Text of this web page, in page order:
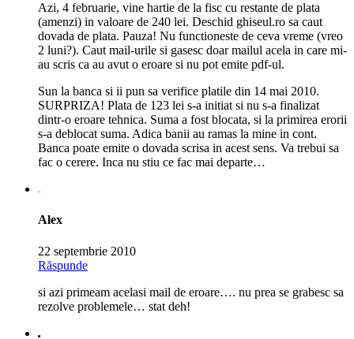
Azi, 4 februarie, vine hartie de la fisc cu restante de plata
(amenzi) in valoare de 240 lei. Deschid ghiseul.ro sa caut
dovada de plata. Pauza! Nu functioneste de ceva vreme (vreo
2 luni?). Caut mail-urile si gasesc doar mailul acela in care mi-
au scris ca au avut o eroare si nu pot emite pdf-ul.
Sun la banca si ii pun sa verifice platile din 14 mai 2010.
SURPRIZA! Plata de 123 lei s-a initiat si nu s-a finalizat
dintr-o eroare tehnica. Suma a fost blocata, si la primirea erorii
s-a deblocat suma. Adica banii au ramas la mine in cont.
Banca poate emite o dovada scrisa in acest sens. Va trebui sa
fac o cerere. Inca nu stiu ce fac mai departe…
Alex
22 septembrie 2010
Răspunde
si azi primeam acelasi mail de eroare…. nu prea se grabesc sa
rezolve problemele… stat deh!